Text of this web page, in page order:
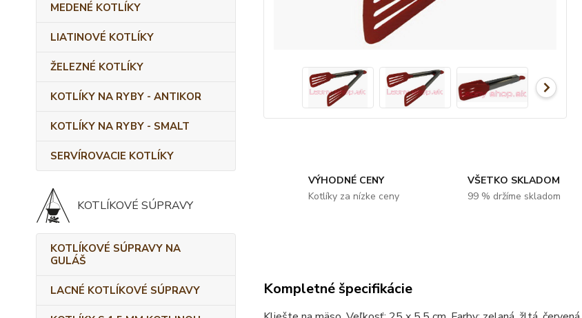
MEDENÉ KOTLÍKY
LIATINOVÉ KOTLÍKY
ŽELEZNÉ KOTLÍKY
KOTLÍKY NA RYBY - ANTIKOR
KOTLÍKY NA RYBY - SMALT
SERVÍROVACIE KOTLÍKY
KOTLÍKOVÉ SÚPRAVY
KOTLÍKOVÉ SÚPRAVY NA
GULÁŠ
LACNÉ KOTLÍKOVÉ SÚPRAVY
VÝHODNÉ CENY
Kotlíky za nízke ceny
VŠETKO SKLADOM
99 % držíme skladom
Kompletné špecifikácie